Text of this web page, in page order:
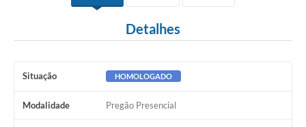
Detalhes
Situação HOMOLOGADO
Modalidade Pregão Presencial